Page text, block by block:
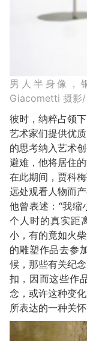
男人半身像，
Giacometti 摄影
彼时，纳粹占领
艺术家们提供优
的思考纳入艺术
避难，他将居住
在此期间，贾科
远处观看人物而
他曾表述：“我缩
个人时的真实距
小，有的竟如火
的雕塑作品去参
候，那些有关纪
扣，因而这些作
念，或许这种变
所表达的一种关怀